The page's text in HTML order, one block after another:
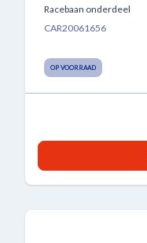
Racebaan onderdeel
CAR20061656
OP VOORRAAD